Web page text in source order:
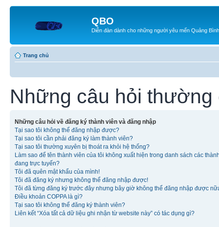
QBO
Diễn đàn dành cho những người yêu mến Quảng Bình
Trang chủ
Những câu hỏi thường
Những câu hỏi về đăng ký thành viên và đăng nhập
Tại sao tôi không thể đăng nhập được?
Tại sao tôi cần phải đăng ký làm thành viên?
Tại sao tôi thường xuyên bị thoát ra khỏi hệ thống?
Làm sao để tên thành viên của tôi không xuất hiện trong danh sách các
đang trực tuyến?
Tôi đã quên mật khẩu của mình!
Tôi đã đăng ký nhưng không thể đăng nhập được!
Tôi đã từng đăng ký trước đây nhưng bây giờ không thể đăng nhập được
Điều khoản COPPA là gì?
Tại sao tôi không thể đăng ký thành viên?
Liên kết “Xóa tất cả dữ liệu ghi nhận từ website này” có tác dụng gì?